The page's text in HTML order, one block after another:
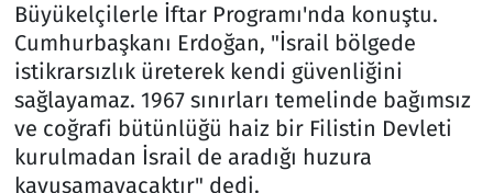
Büyükelçilerle İftar Programı'nda konuştu.
Cumhurbaşkanı Erdoğan, "İsrail bölgede
istikrarsızlık üreterek kendi güvenliğini
sağlayamaz. 1967 sınırları temelinde bağımsız
ve coğrafi bütünlüğü haiz bir Filistin Devleti
kurulmadan İsrail de aradığı huzura
kavuşamayacaktır" dedi.
Memur ve Kamu
Otomobil
Oyun
Ramazan